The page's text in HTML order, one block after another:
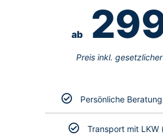
ab
Preis inkl.
Persönliche
Transport mit LKW